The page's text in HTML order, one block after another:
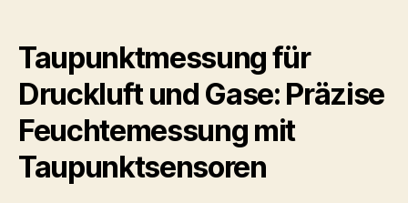
Taupunktmessung für
Druckluft und Gase: Präzise
Feuchtemessung mit
Taupunktsensoren